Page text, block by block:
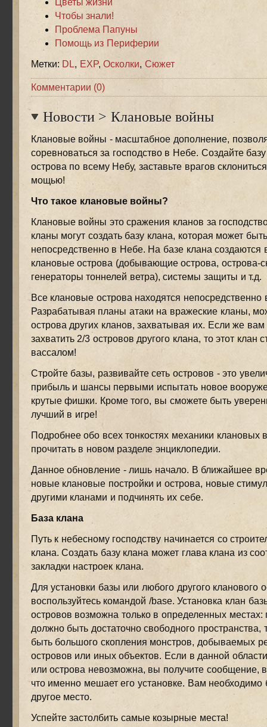
Цветы жизни
Чтобы знали!
Проблема Папуны
Помощь из Периферии
Метки: DL, EXP,Осколки, Сюжет
Комментарии (0)
Новости> Клановые войны
Клановые войны - масштабное дополнение,
соревноваться за господство в Небе. Создайте
острова по всему Небу, заставьте врагов
мощью!
Что такое клановые войны?
Клановые войны это сражения кланов за
кланы могут создать базу клана, которая может
непосредственно в Небе. На базе клана создаются
клановые острова (добывающие острова, острова-
генераторы тоннелей ветра), системы защиты и т.д.
Все клановые острова находятся непосредственно
Разрабатывая планы атаки на вражеские кланы,
острова других кланов, захватывая их. Если же вам
захватить 2/3 островов другого клана, то этот клан
вассалом!
Стройте базы, развивайте сеть островов - это
прибыль и шансы первыми испытать новое
крутые фишки. Кроме того, вы сможете быть
лучший в игре!
Подробнее обо всех тонкостях механики клановых
прочитать в новом разделе энциклопедии.
Данное обновление - лишь начало. В ближайшее
новые клановые постройки и острова, новые
другими кланами и подчинять их себе.
База клана
Путь к небесному господству начинается со
клана. Создать базу клана может глава клана из
закладки настроек клана.
Для установки базы или любого другого кланового
воспользуйтесь командой /base. Установка клан
островов возможна только в определенных местах:
должно быть достаточно свободного пространства,
быть большого скопления монстров, добываемых
островов или иных объектов. Если в данной
или острова невозможна, вы получите сообщение,
что именно мешает его установке. Вам необходимо
другое место.
Успейте застолбить самые козырные места!